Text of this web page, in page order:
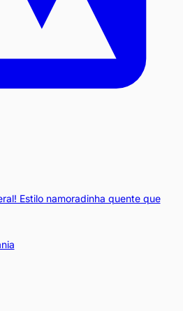
Estilo namoradinha quente que